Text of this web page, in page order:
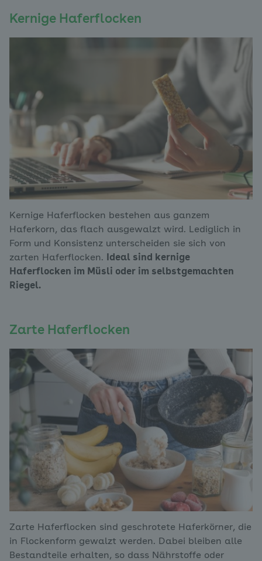
Kernige Haferflocken
Kernige Haferflocken bestehen aus ganzem
Haferkorn, das flach ausgewalzt wird. Lediglich in
Form und Konsistenz unterscheiden sie sich von
zarten Haferflocken. Ideal sind kernige
Haferflocken im Müsli oder im selbstgemachten
Riegel.
Zarte Haferflocken
Zarte Haferflocken sind geschrotete Haferkörner, die
in Flockenform gewalzt werden. Dabei bleiben alle
Bestandteile erhalten, so dass Nährstoffe oder